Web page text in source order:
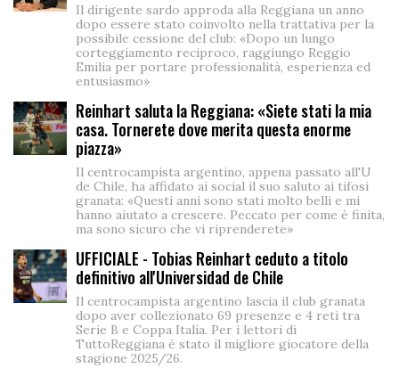
Il dirigente sardo approda alla Reggiana un anno
dopo essere stato coinvolto nella trattativa per la
possibile cessione del club: «Dopo un lungo
corteggiamento reciproco, raggiungo Reggio
Emilia per portare professionalità, esperienza ed
entusiasmo»
Reinhart saluta la Reggiana: «Siete stati la mia
casa. Tornerete dove merita questa enorme
piazza»
Il centrocampista argentino, appena passato all'U
de Chile, ha affidato ai social il suo saluto ai tifosi
granata: «Questi anni sono stati molto belli e mi
hanno aiutato a crescere. Peccato per come è finita,
ma sono sicuro che vi riprenderete»
UFFICIALE - Tobias Reinhart ceduto a titolo
definitivo all'Universidad de Chile
Il centrocampista argentino lascia il club granata
dopo aver collezionato 69 presenze e 4 reti tra
Serie B e Coppa Italia. Per i lettori di
TuttoReggiana è stato il migliore giocatore della
stagione 2025/26.